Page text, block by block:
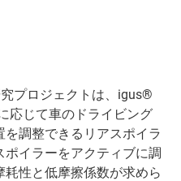
プロジェクトは、igus®
応じて車のドライビング
調整できるリアスポイラ
イラーをアクティブに調
性と低摩擦係数が求めら